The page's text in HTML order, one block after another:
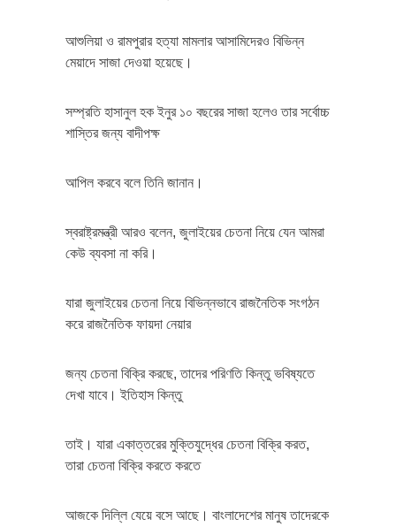
আশুলিয়া ও রামপুরার হত্যা মামলার আসামিদেরও বিভিন্ন
মেয়াদে সাজা দেওয়া হয়েছে।
সম্প্রতি হাসানুল হক ইনুর ১০ বছরের সাজা হলেও তার সর্বোচ্চ
শাস্তির জন্য বাদীপক্ষ
আপিল করবে বলে তিনি জানান।
স্বরাষ্ট্রমন্ত্রী আরও বলেন, জুলাইয়ের চেতনা নিয়ে যেন আমরা
কেউ ব্যবসা না করি।
যারা জুলাইয়ের চেতনা নিয়ে বিভিন্নভাবে রাজনৈতিক সংগঠন
করে রাজনৈতিক ফায়দা নেয়ার
জন্য চেতনা বিক্রি করছে, তাদের পরিণতি কিন্তু ভবিষ্যতে
দেখা যাবে। ইতিহাস কিন্তু
তাই। যারা একাত্তরের মুক্তিযুদ্ধের চেতনা বিক্রি করত,
তারা চেতনা বিক্রি করতে করতে
আজকে দিল্লি যেয়ে বসে আছে। বাংলাদেশের মানুষ তাদেরকে